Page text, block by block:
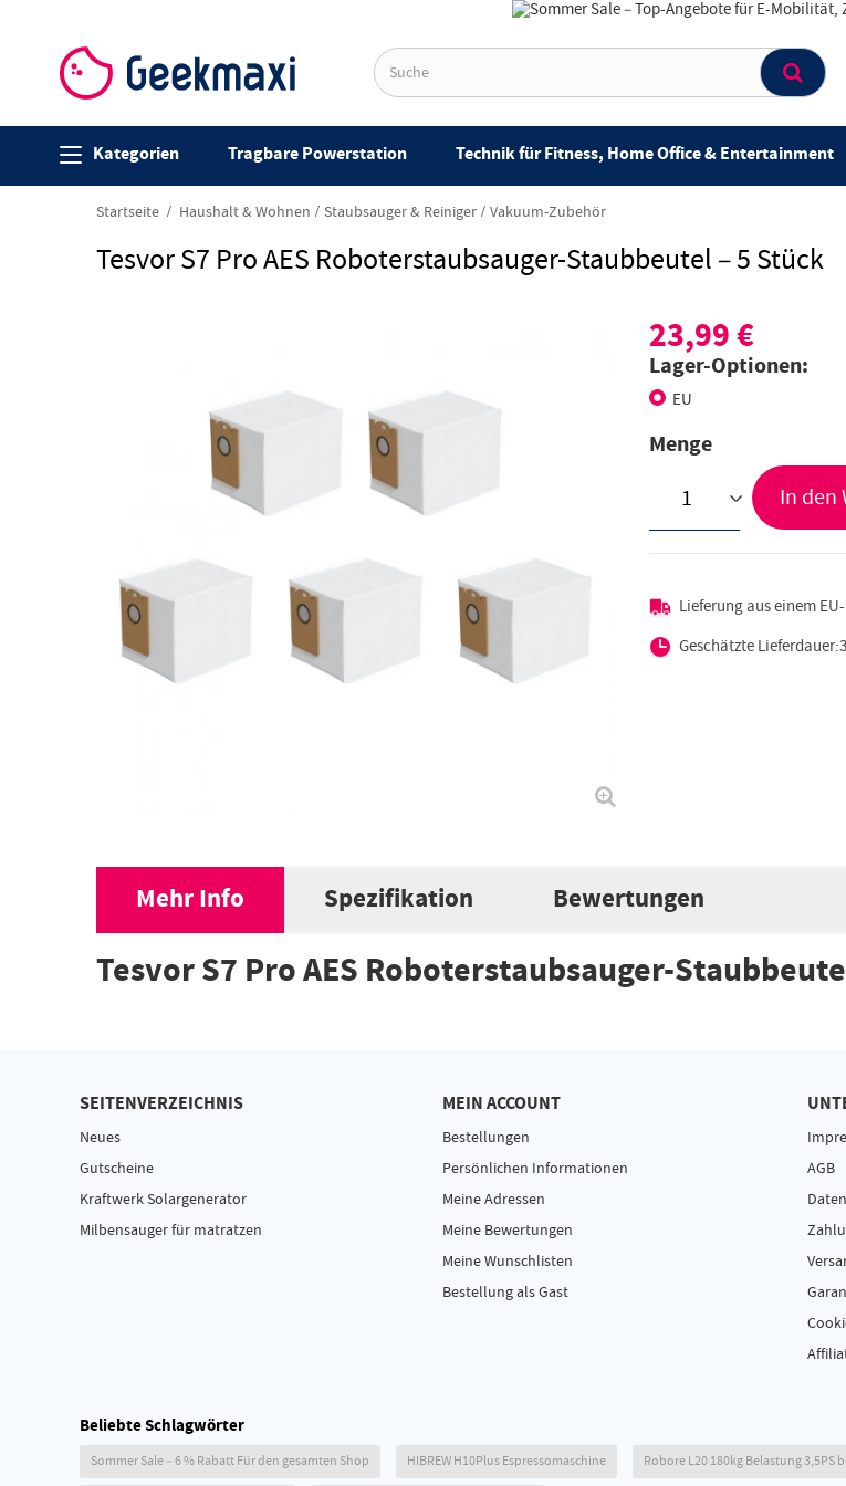
Kategorien Tragbare Powerstation Technik für Fitness, Home Office & Entertainment
Startseite Haushalt & Wohnen Staubsauger & Reiniger Vakuum-Zubehör
Tesvor S7 Pro AES Roboterstaubsauger-Staubbeutel – 5 Stück
23,99 €
Lager-Optionen:
EU
Menge
> In den
Lieferung aus einem
Geschätzte
Mehr Info Spezifikation Bewertungen
Tesvor S7 Pro AES Roboterstaubsauger-
SEITENVERZEICHNIS
Neues
Gutscheine
Kraftwerk Solargenerator
Milbensauger für matratzen
MEIN ACCOUNT
Bestellungen
Persönlichen Informationen
Meine Adressen
Meine Bewertungen
Meine Wunschlisten
Bestellung als Gast
AGB
Beliebte Schlagwörter
Sommer Sale – 6 % Rabatt Für den gesamten Shop HIBREW H10Plus Espressomaschine Robore L20 180kg Belastung 3,5PS